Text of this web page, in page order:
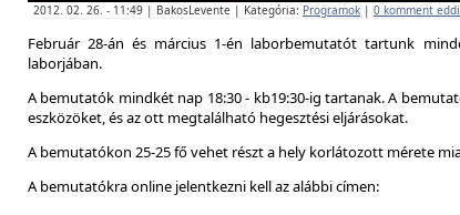
2012. 02. 26. - 11:49 | BakosLevente | Kategória: Programok | 0 komment
Február 28-án és március 1-én laborbemutatót tartunk
laborjában.
A bemutatók mindkét nap 18:30 - kb19:30-ig tartanak. A
eszközöket, és az ott megtalálható hegesztési eljárásokat.
A bemutatókon 25-25 fő vehet részt a hely korlátozott mérete
A bemutatókra online jelentkezni kell az alábbi címen: